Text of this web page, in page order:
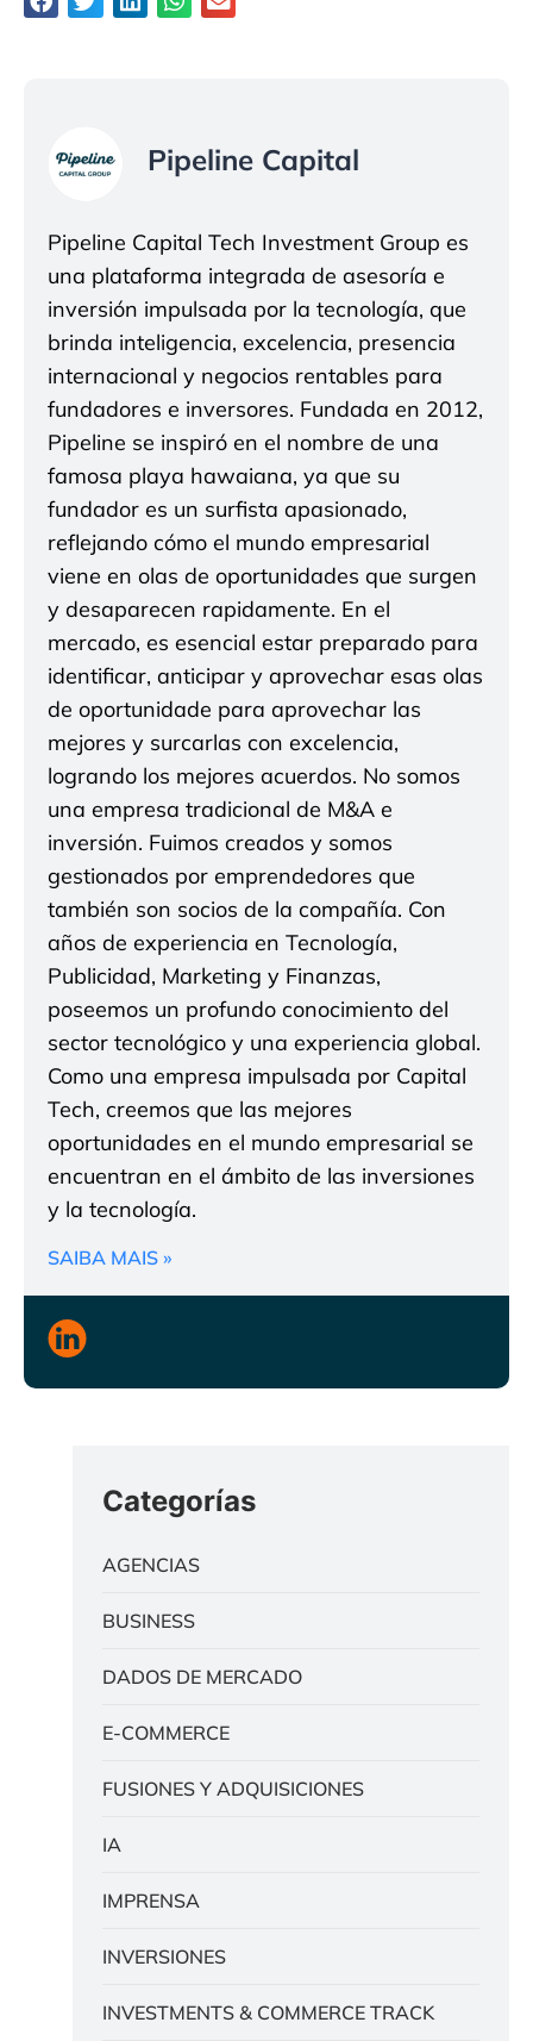
Pipeline Capital
Pipeline Capital Tech Investment Group es
una plataforma integrada de asesoría e
inversión impulsada por la tecnología, que
brinda inteligencia, excelencia, presencia
internacional y negocios rentables para
fundadores e inversores. Fundada en 2012,
Pipeline se inspiró en el nombre de una
famosa playa hawaiana, ya que su
fundador es un surfista apasionado,
reflejando cómo el mundo empresarial
viene en olas de oportunidades que surgen
y desaparecen rapidamente. En el
mercado, es esencial estar preparado para
identificar, anticipar y aprovechar esas olas
de oportunidade para aprovechar las
mejores y surcarlas con excelencia,
logrando los mejores acuerdos. No somos
una empresa tradicional de M&A e
inversión. Fuimos creados y somos
gestionados por emprendedores que
también son socios de la compañía. Con
años de experiencia en Tecnología,
Publicidad, Marketing y Finanzas,
poseemos un profundo conocimiento del
sector tecnológico y una experiencia global.
Como una empresa impulsada por Capital
Tech, creemos que las mejores
oportunidades en el mundo empresarial se
encuentran en el ámbito de las inversiones
y la tecnología.
SAIBA MAIS »
Categorías
AGENCIAS
BUSINESS
DADOS DE MERCADO
E-COMMERCE
FUSIONES Y ADQUISICIONES
IA
IMPRENSA
INVERSIONES
INVESTMENTS & COMMERCE TRACK